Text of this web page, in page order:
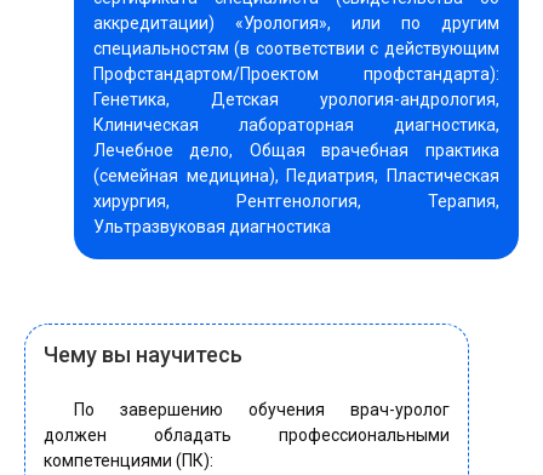
аккредитации) «Урология», или по другим
специальностям (в соответствии с действующим
Профстандартом/Проектом профстандарта):
Генетика, Детская урология-андрология,
Клиническая лабораторная диагностика,
Лечебное дело, Общая врачебная практика
(семейная медицина), Педиатрия, Пластическая
хирургия, Рентгенология, Терапия,
Ультразвуковая диагностика
Чему вы научитесь
По завершению обучения врач-уролог
должен обладать профессиональными
компетенциями (ПК):